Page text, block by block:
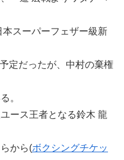
本スーパーフェザー級新
定だったが、中村の棄権
。
ース王者となる鈴木 龍
から(ボクシングチケッ